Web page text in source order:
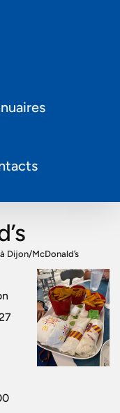
Dijon/McDonald’s